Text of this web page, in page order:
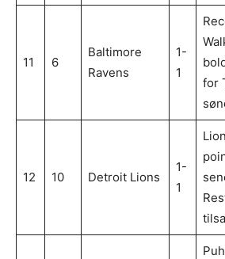
11 6
Baltimore
Ravens
1-
1
for
12 10 Detroit Lions
1-
1